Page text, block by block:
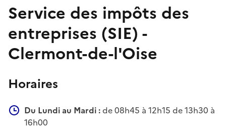
Service des impôts des
entreprises (SIE) -
Clermont-de-l'Oise
Horaires
Du Lundi au Mardi :de 08h45 à 12h15 de 13h30 à
16h00